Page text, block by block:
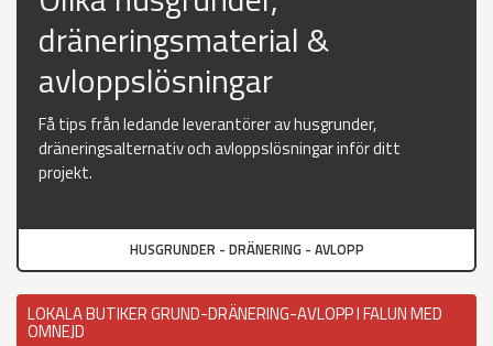
dräneringsmaterial &
avloppslösningar
Få tips från ledande leverantörer av husgrunder,
dräneringsalternativ och avloppslösningar inför ditt
projekt.
HUSGRUNDER - DRÄNERING - AVLOPP
LOKALA BUTIKER GRUND-DRÄNERING-AVLOPP I FALUN MED
OMNEJD